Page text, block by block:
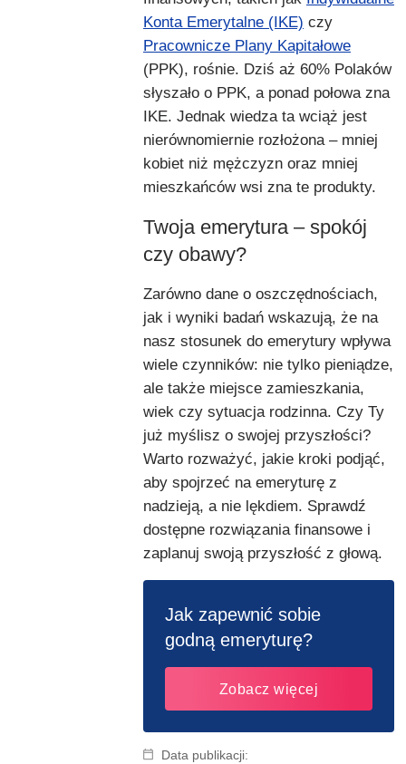
Konta Emerytalne (IKE) czy
Pracownicze Plany Kapitałowe
(PPK), rośnie. Dziś aż 60% Polaków
słyszało o PPK, a ponad połowa zna
IKE. Jednak wiedza ta wciąż jest
nierównomiernie rozłożona – mniej
kobiet niż mężczyzn oraz mniej
mieszkańców wsi zna te produkty.
Twoja emerytura – spokój
czy obawy?
Zarówno dane o oszczędnościach,
jak i wyniki badań wskazują, że na
nasz stosunek do emerytury wpływa
wiele czynników: nie tylko pieniądze,
ale także miejsce zamieszkania,
wiek czy sytuacja rodzinna. Czy Ty
już myślisz o swojej przyszłości?
Warto rozważyć, jakie kroki podjąć,
aby spojrzeć na emeryturę z
nadzieją, a nie lękdiem. Sprawdź
dostępne rozwiązania finansowe i
zaplanuj swoją przyszłość z głową.
Jak zapewnić sobie
godną emeryturę?
Zobacz więcej
Data publikacji: